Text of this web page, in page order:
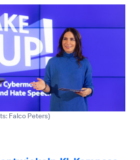
Falco Peters)